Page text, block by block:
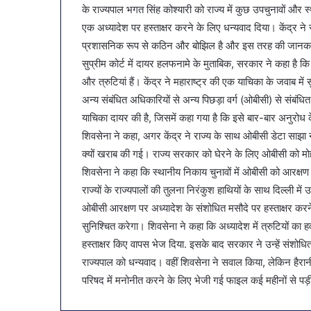
के राज्यपाल भगत सिंह कोश्यारी को राज्य में कुछ उपचुनावों और
एक अध्यादेश पर हस्ताक्षर करने के लिए धन्यवाद दिया। केंद्र ने
प्रशासनिक रूप से कठिन और बोझिल है और इस तरह की
सुप्रीम कोर्ट में दायर हलफनामे के मुताबिक, सरकार ने कहा है
और त्रुटियां हैं। केंद्र ने महाराष्ट्र की एक याचिका के जवाब में
अन्य संबंधित अधिकारियों से अन्य पिछड़ा वर्ग (ओबीसी) से
याचिका दायर की है, जिसमें कहा गया है कि इसे बार-बार
शिवसेना ने कहा, अगर केंद्र ने राज्य के साथ ओबीसी डेटा साझा
क्यों खराब की गई। राज्य सरकार को घेरने के लिए ओबीसी को
शिवसेना ने कहा कि स्थानीय निकाय चुनावों में ओबीसी को
राज्यों के राज्यपालों की तुलना निरंकुश हाथियों के साथ दिल्ली में
ओबीसी आरक्षण पर अध्यादेश के संशोधित मसौदे पर हस्ताक्षर
सुनिश्चित करेगा। शिवसेना ने कहा कि अध्यादेश में त्रुटियों का
हस्ताक्षर किए वापस भेज दिया. इसके बाद सरकार ने उन्हें
राज्यपाल को धन्यवाद। वहीं शिवसेना ने सवाल किया, लेकिन
परिषद में मनोनीत करने के लिए भेजी गई फाइल कई महीनों से
पहल:
SAS
नगर
ट्रेडर्स
कमीशन
की
पहली
केजरीवाल–
मान
का
बड़ा
January 9, 2026
व्यापारियों को
नगर में ट्रेडर्स
बैठक,
कदम